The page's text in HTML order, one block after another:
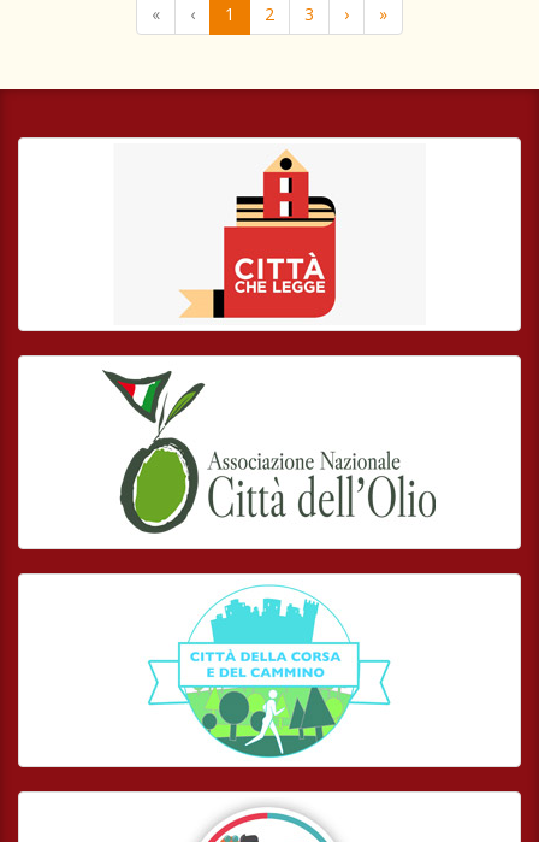
« ‹ 1 2 3 › »